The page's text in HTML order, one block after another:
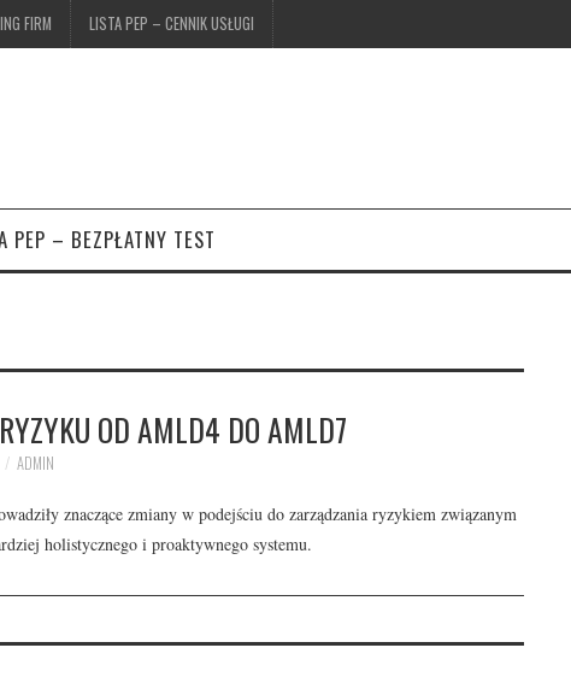
FIRM LISTA PEP – CENNIK USŁUGI
PEP – BEZPŁATNY TEST
OD AMLD4 DO AMLD7
ADMIN
znaczące zmiany w podejściu do zarządzania ryzykiem związanym
holistycznego i proaktywnego systemu.